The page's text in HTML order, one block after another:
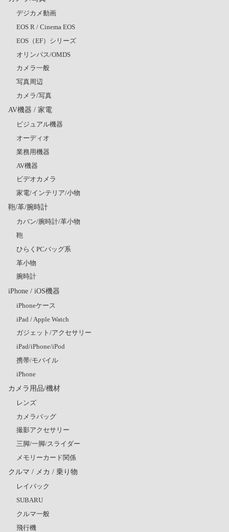
デジカメ動画
EOS R / Cinema EOS
EOS（EF）シリーズ
オリンパス/OMDS
カメラ一般
写真周辺
カメラ/写真
AV機器 / 家電
ビジュアル機器
オーディオ
業務用機器
AV機器
ビデオカメラ
家電/インテリア/小物
鞄/革/腕時計
カバン/腕時計/革小物
鞄
ひらくPCバッグ系
革小物
腕時計
iPhone / iOS機器
iPhoneケース
iPad / Apple Watch
ガジェット/アクセサリー
iPad/iPhone/iPod
携帯/モバイル
iPhone
カメラ用品/機材
レンズ
カメラバッグ
撮影アクセサリー
三脚/一脚/スライダー
メモリーカード関係
クルマ / メカ / 乗り物
レイバック
SUBARU
クルマ一般
飛行機